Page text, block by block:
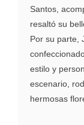
Santos,
resaltó su
Por su parte,
estilo y
escenario,
hermosas